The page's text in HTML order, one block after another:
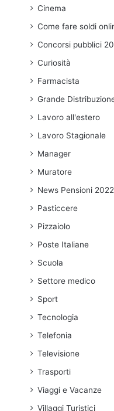
Cinema
Come fare soldi
Concorsi pubblici
Curiosità
Farmacista
Grande
Lavoro all'estero
Lavoro Stagionale
Manager
Muratore
News Pensioni 2022
Pasticcere
Pizzaiolo
Poste Italiane
Scuola
Settore medico
Sport
Tecnologia
Telefonia
Televisione
Trasporti
Viaggi e Vacanze
Villaggi Turistici